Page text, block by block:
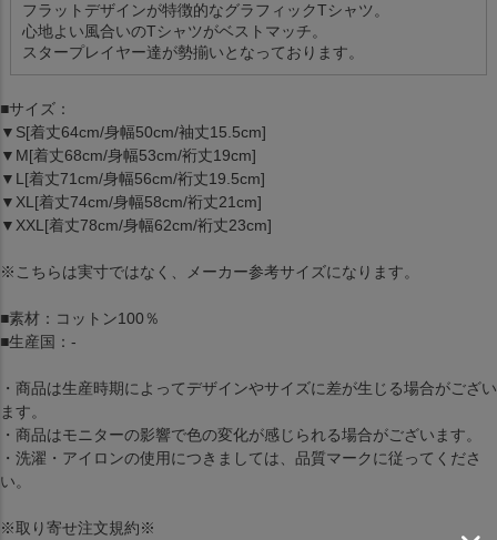
フラットデザインが特徴的なグラフィックTシャツ。
心地よい風合いのTシャツがベストマッチ。
スタープレイヤー達が勢揃いとなっております。
■サイズ：
▼S[着丈64cm/身幅50cm/袖丈15.5cm]
▼M[着丈68cm/身幅53cm/裄丈19cm]
▼L[着丈71cm/身幅56cm/裄丈19.5cm]
▼XL[着丈74cm/身幅58cm/裄丈21cm]
▼XXL[着丈78cm/身幅62cm/裄丈23cm]
※こちらは実寸ではなく、メーカー参考サイズになります。
■素材：コットン100％
■生産国：-
・商品は生産時期によってデザインやサイズに差が生じる場合がござい
ます。
・商品はモニターの影響で色の変化が感じられる場合がございます。
・洗濯・アイロンの使用につきましては、品質マークに従ってくださ
い。
※取り寄せ注文規約※